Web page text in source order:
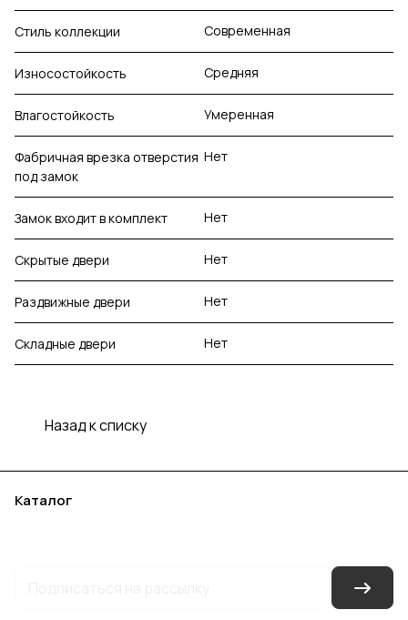
Стиль коллекции Современная
Износостойкость Средняя
Влагостойкость Умеренная
Фабричная врезка отверстия
под замок
Нет
Замок входит в комплект Нет
Скрытые двери Нет
Раздвижные двери Нет
Складные двери Нет
Назад к списку
Каталог